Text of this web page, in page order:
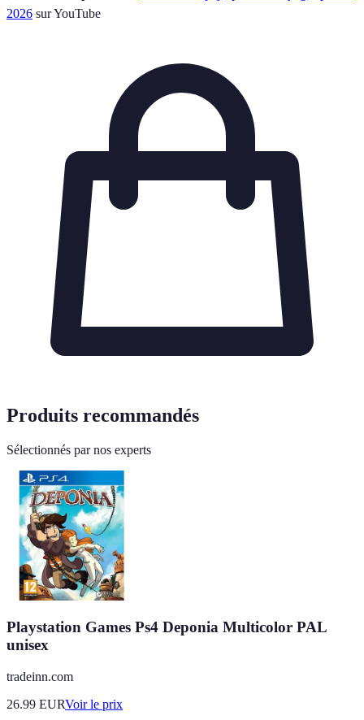
2026 sur YouTube
Produits recommandés
Sélectionnés par nos experts
Playstation Games Ps4 Deponia Multicolor PAL
unisex
tradeinn.com
26.99 EURVoir le prix